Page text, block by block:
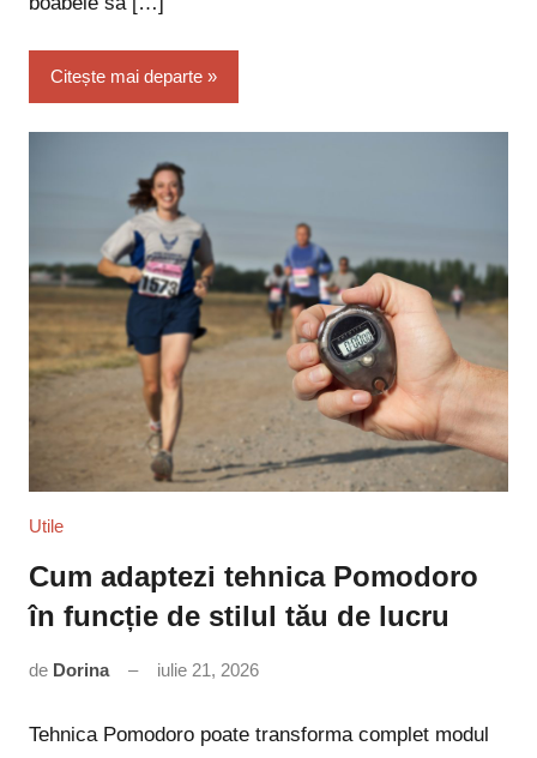
Citește mai departe
Utile
Cum adaptezi tehnica Pomodoro
în funcție de stilul tău de lucru
de Dorina iulie 21, 2026
Tehnica Pomodoro poate transforma complet modul